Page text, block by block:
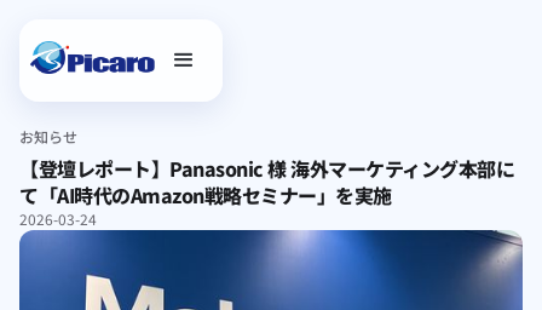
お知らせ
【登壇レポート】Panasonic 様 海外マーケティング本部に
て「AI時代のAmazon戦略セミナー」を実施
2026-03-24